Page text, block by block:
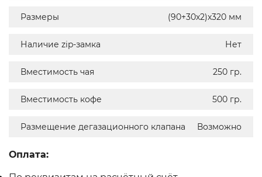
Размеры (90+30х2)х320 мм
Наличие zip-замка Нет
Вместимость чая 250 гр.
Вместимость кофе 500 гр.
Размещение дегазационного клапана Возможно
Оплата: